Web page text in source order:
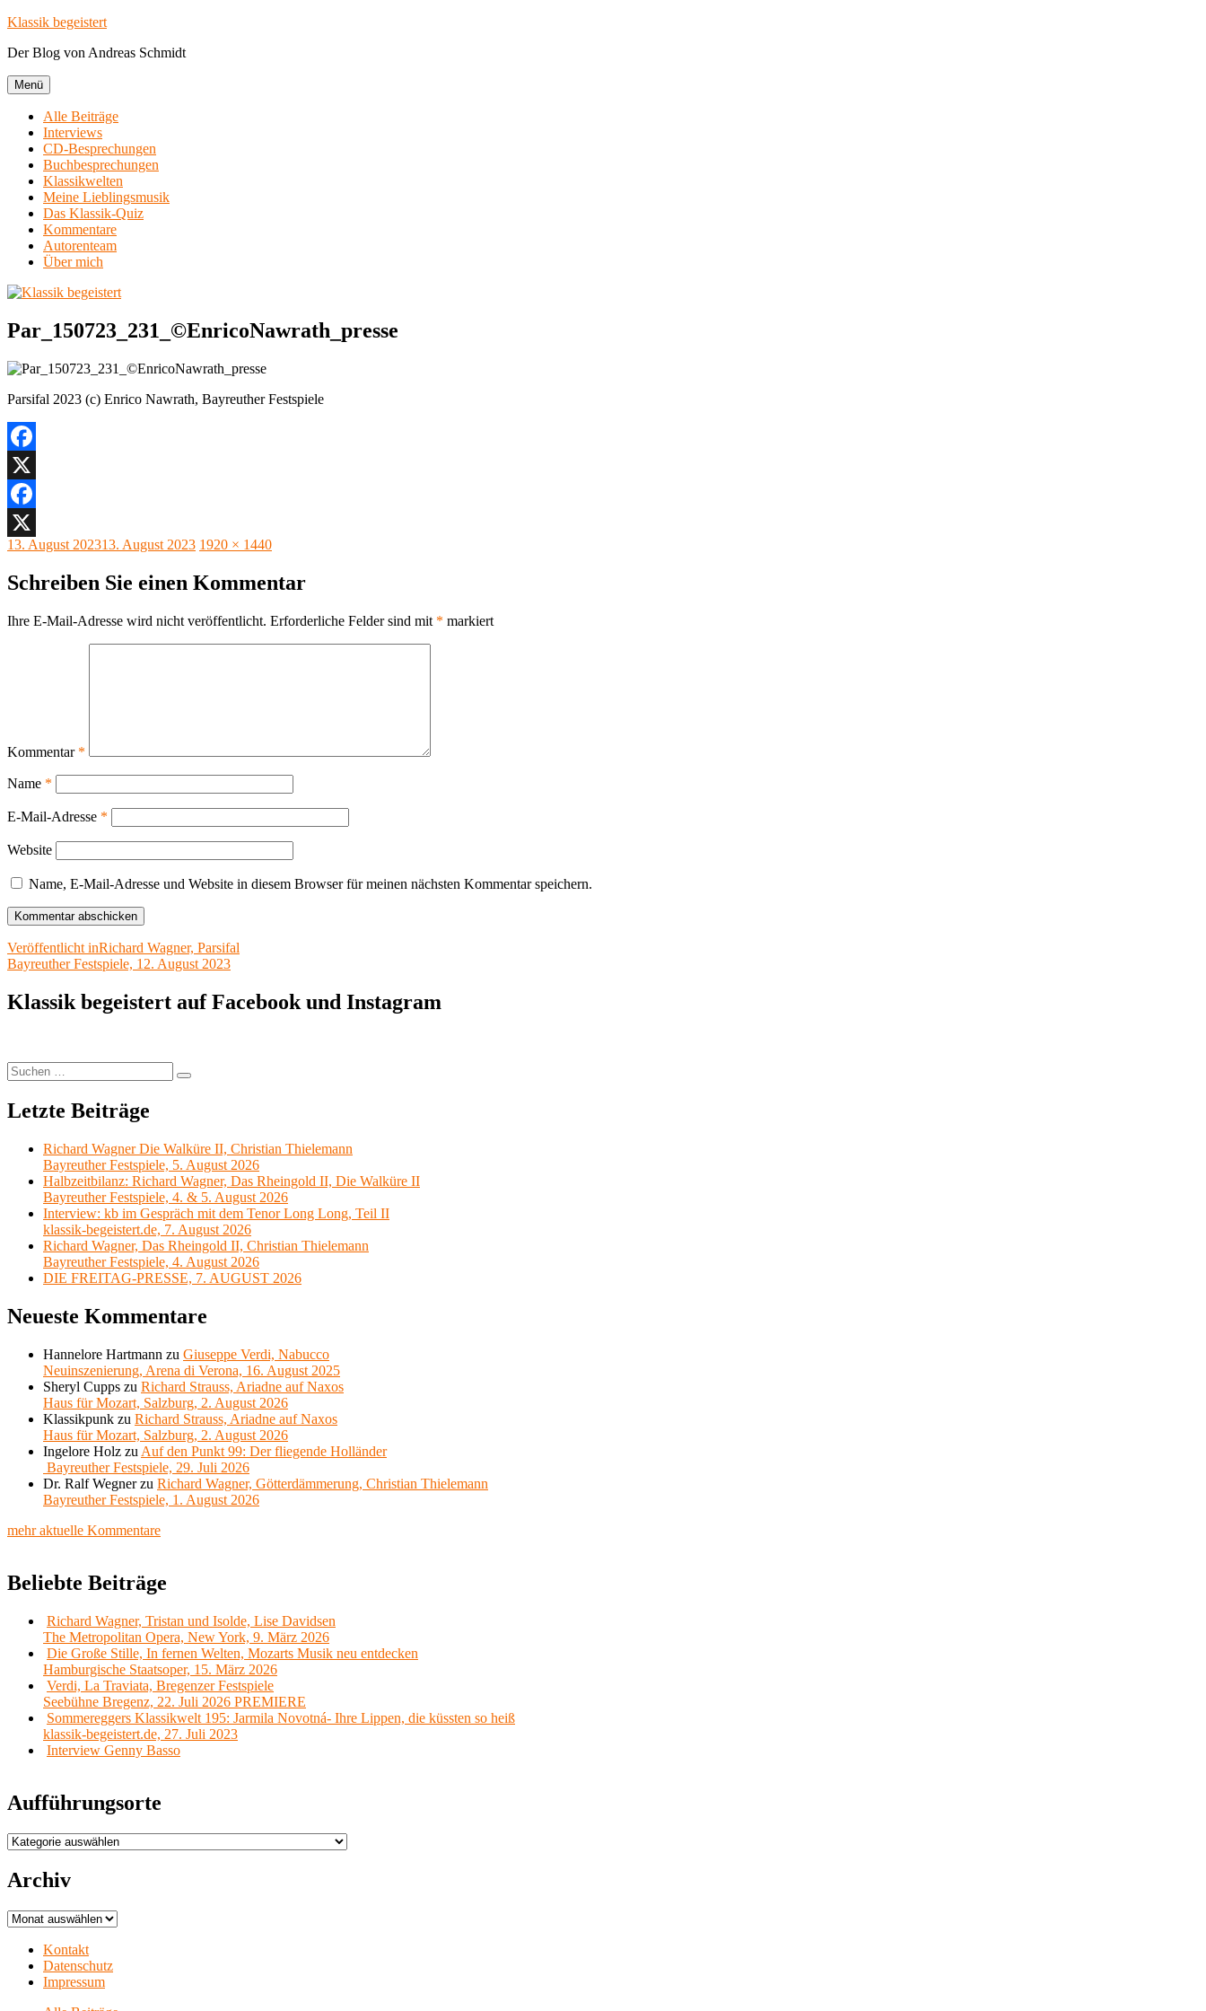
Zum
springen
Klassik begeistert
Der Blog von Andreas Schmidt
Menü
Alle Beiträge
Interviews
CD-Besprechungen
Buchbesprechungen
Klassikwelten
Meine Lieblingsmusik
Das Klassik-Quiz
Kommentare
Autorenteam
Über mich
Par_150723_231_©EnricoNawrath_presse
Parsifal 2023 (c) Enrico Nawrath, Bayreuther Festspiele
Facebook
X
Facebook
X
Veröffentlicht
13. August 202313. August 2023 Originalgröße
1920 × 1440
Schreiben Sie einen Kommentar
Ihre E-Mail-Adresse wird nicht veröffentlicht. Erforderliche Felder sind mit * markiert
Kommentar *
Name *
E-Mail-Adresse *
Website
Name, E-Mail-Adresse und Website in diesem Browser für meinen nächsten Kommentar speichern.
Beitragsnavigation
Veröffentlicht inRichard Wagner, Parsifal
Bayreuther Festspiele, 12. August 2023
Klassik begeistert auf Facebook und Instagram
Suchen
nach:
Suchen
Letzte Beiträge
Richard Wagner Die Walküre II, Christian Thielemann
Bayreuther Festspiele, 5. August 2026
Halbzeitbilanz: Richard Wagner, Das Rheingold II, Die Walküre II
Bayreuther Festspiele, 4. & 5. August 2026
Interview: kb im Gespräch mit dem Tenor Long Long, Teil II
klassik-begeistert.de, 7. August 2026
Richard Wagner, Das Rheingold II, Christian Thielemann
Bayreuther Festspiele, 4. August 2026
DIE FREITAG-PRESSE, 7. AUGUST 2026
Neueste Kommentare
Hannelore Hartmann zu Giuseppe Verdi, Nabucco
Neuinszenierung, Arena di Verona, 16. August 2025
Sheryl Cupps zu Richard Strauss, Ariadne auf Naxos
Haus für Mozart, Salzburg, 2. August 2026
Klassikpunk zu Richard Strauss, Ariadne auf Naxos
Haus für Mozart, Salzburg, 2. August 2026
Ingelore Holz zu Auf den Punkt 99: Der fliegende Holländer
Bayreuther Festspiele, 29. Juli 2026
Dr. Ralf Wegnerzu Richard Wagner, Götterdämmerung, Christian Thielemann
Bayreuther Festspiele, 1. August 2026
mehr aktuelle Kommentare
Beliebte Beiträge
Richard Wagner, Tristan und Isolde, Lise Davidsen
The Metropolitan Opera, New York, 9. März 2026
Die Große Stille, In fernen Welten, Mozarts Musik neu entdecken
Hamburgische Staatsoper, 15. März 2026
Verdi, La Traviata, Bregenzer Festspiele
Seebühne Bregenz, 22. Juli 2026 PREMIERE
Sommereggers Klassikwelt 195: Jarmila Novotná- Ihre Lippen, die küssten so heiß
klassik-begeistert.de, 27. Juli 2023
Interview Genny Basso
Aufführungsorte
Aufführungsorte
Archiv
Archiv
Kontakt
Datenschutz
Impressum